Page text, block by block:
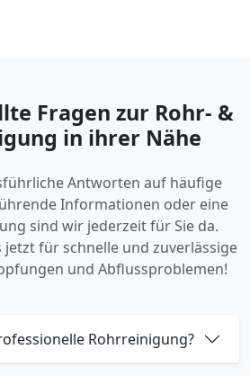
Fragen zur Rohr- &
in ihrer Nähe
Antworten auf häufige
Informationen oder eine
sind wir jederzeit für Sie da.
jetzt für schnelle und zuverlässige
und Abflussproblemen!
Rohrreinigung?